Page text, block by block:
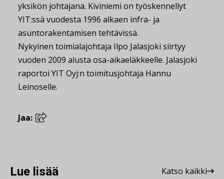
yksikön johtajana. Kiviniemi on työskennellyt
YIT:ssä vuodesta 1996 alkaen infra- ja
asuntorakentamisen tehtävissä.
Nykyinen toimialajohtaja Ilpo Jalasjoki siirtyy
vuoden 2009 alusta osa-aikaeläkkeelle. Jalasjoki
raportoi YIT Oyj:n toimitusjohtaja Hannu
Leinoselle.
Jaa:
Lue lisää Katso kaikki